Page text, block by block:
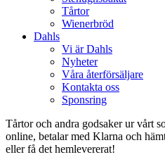
Tårtor
Wienerbröd
Dahls
Vi är Dahls
Nyheter
Våra återförsäljare
Kontakta oss
Sponsring
Tårtor och andra godsaker ur vårt
online, betalar med Klarna och
eller få det hemlevererat!